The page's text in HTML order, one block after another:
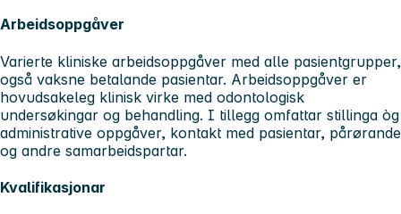
Arbeidsoppgåver
Varierte kliniske arbeidsoppgåver med alle pasientgrupper,
også vaksne betalande pasientar. Arbeidsoppgåver er
hovudsakeleg klinisk virke med odontologisk
undersøkingar og behandling. I tillegg omfattar stillinga òg
administrative oppgåver, kontakt med pasientar, pårørande
og andre samarbeidspartar.
Kvalifikasjonar